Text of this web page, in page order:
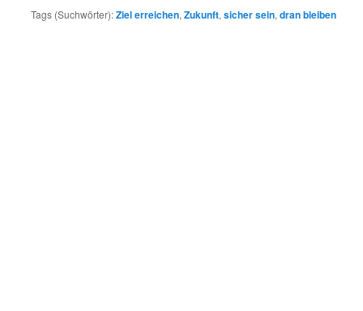
Tags (Suchwörter):Ziel erreichen,Zukunft,sicher sein,dran bleiben